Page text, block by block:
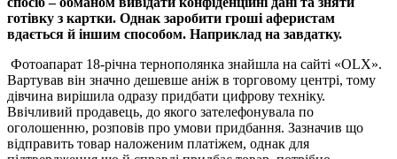
готівку з картки. Однак заробити гроші аферистам
вдається й іншим способом. Наприклад на завдатку.
Фотоапарат 18-річна тернополянка знайшла на сайті «OLX».
Вартував він значно дешевше аніж в торговому центрі, тому
дівчина вирішила одразу придбати цифрову техніку.
Ввічливий продавець, до якого зателефонувала по
оголошенню, розповів про умови придбання. Зазначив що
відправить товар наложеним платіжем, однак для